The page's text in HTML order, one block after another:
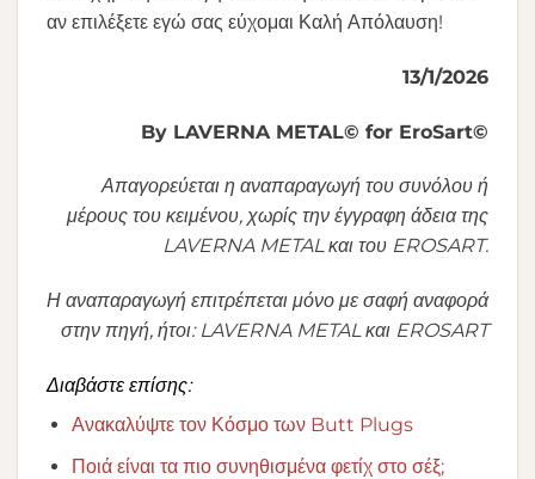
αν επιλέξετε εγώ σας εύχομαι Καλή Απόλαυση!
13/1/2026
By LAVERNA METAL© for EroSart©
Απαγορεύεται η αναπαραγωγή του συνόλου ή
μέρους του κειμένου, χωρίς την έγγραφη άδεια της
LAVERNA METAL και του EROSART.
Η αναπαραγωγή επιτρέπεται μόνο με σαφή αναφορά
στην πηγή, ήτοι: LAVERNA METAL και EROSART
Διαβάστε επίσης:
Ανακαλύψτε τον Κόσμο των Butt Plugs
Ποιά είναι τα πιο συνηθισμένα φετίχ στο σέξ;